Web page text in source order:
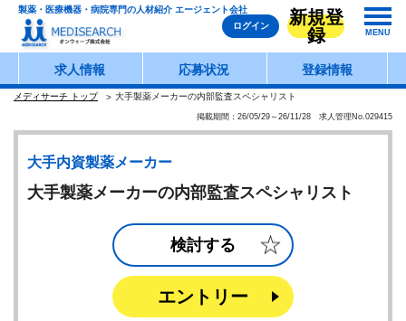
製薬・医療機器・病院専門の人材紹介 エージェント会社
ログイン
新規登
録
MENU
求人情報 応募状況 登録情報
メディサーチ トップ 大手製薬メーカーの内部監査スペシャリスト
掲載期間：26/05/29～26/11/28 求人管理No.029415
大手内資製薬メーカー
大手製薬メーカーの内部監査スペシャリスト
検討する
エントリー